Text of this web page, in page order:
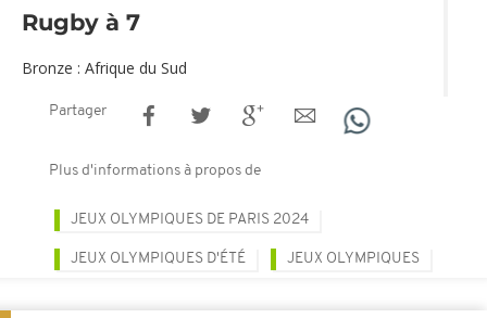
Rugby à 7
Bronze : Afrique du Sud
Partager
Plus d'informations à propos de
JEUX OLYMPIQUES DE PARIS 2024
JEUX OLYMPIQUES D'ÉTÉ JEUX OLYMPIQUES